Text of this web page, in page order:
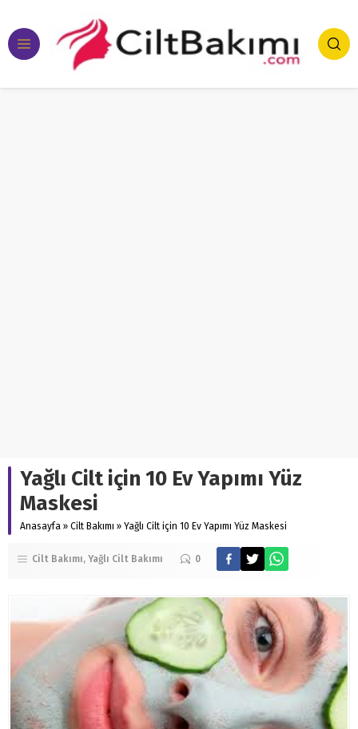
Yağlı Cilt için 10 Ev Yapımı Yüz
Maskesi
Anasayfa » Cilt Bakımı » Yağlı Cilt için 10 Ev Yapımı Yüz Maskesi
Cilt Bakımı Yağlı Cilt Bakımı 0